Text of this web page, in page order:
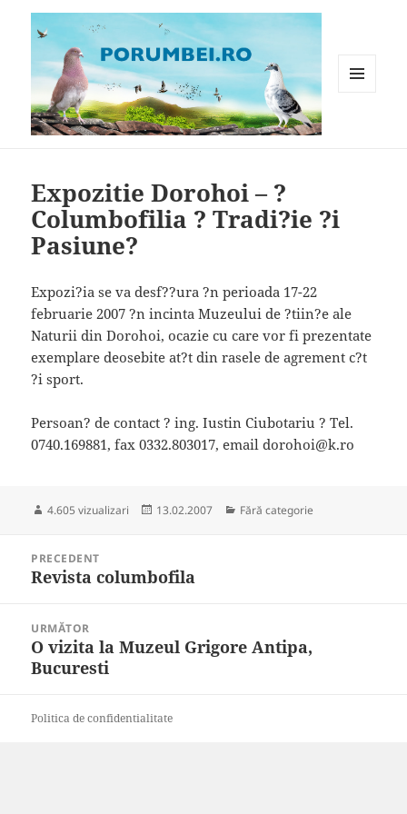
Expozitie Dorohoi – ?
Columbofilia ? Tradi?ie ?i
Pasiune?
Expozi?ia se va desf??ura ?n perioada 17-22
februarie 2007 ?n incinta Muzeului de ?tiin?e ale
Naturii din Dorohoi, ocazie cu care vor fi prezentate
exemplare deosebite at?t din rasele de agrement c?t
?i sport.
Persoan? de contact ? ing. Iustin Ciubotariu ? Tel.
0740.169881, fax 0332.803017, email dorohoi@k.ro
4.605 vizualizari
Publicat
13.02.2007 Categorii
Fără categorie
articole
PRECEDENT
Articolul
Revista columbofila
URMĂTOR
Articolul
următor:
O vizita la Muzeul Grigore Antipa,
Bucuresti
Politica de confidentialitate